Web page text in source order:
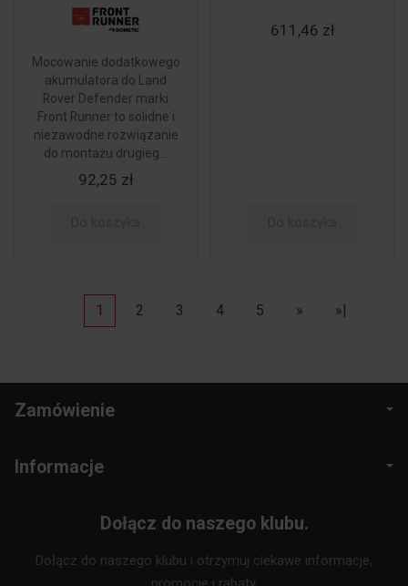
Mocowanie dodatkowego
akumulatora do Land
Rover Defender marki
Front Runner to solidne i
niezawodne rozwiązanie
do montażu drugieg...
92,25 zł
611,46 zł
1 2 3 4 5 » »|
Zamówienie
Informacje
Dołącz do naszego klubu.
Dołącz do naszego klubu i otrzymuj ciekawe informacje,